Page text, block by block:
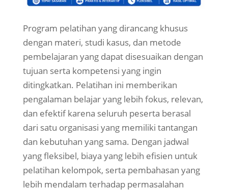
Program pelatihan yang dirancang khusus
dengan materi, studi kasus, dan metode
pembelajaran yang dapat disesuaikan dengan
tujuan serta kompetensi yang ingin
ditingkatkan. Pelatihan ini memberikan
pengalaman belajar yang lebih fokus, relevan,
dan efektif karena seluruh peserta berasal
dari satu organisasi yang memiliki tantangan
dan kebutuhan yang sama. Dengan jadwal
yang fleksibel, biaya yang lebih efisien untuk
pelatihan kelompok, serta pembahasan yang
lebih mendalam terhadap permasalahan